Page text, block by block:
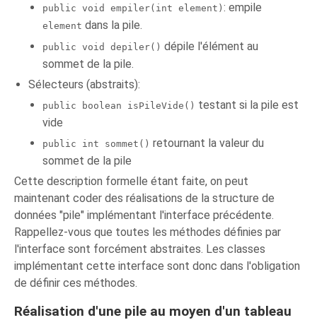
public void empiler(int element): empile
element dans la pile.
public void depiler() dépile l'élément au
sommet de la pile.
Sélecteurs (abstraits):
public boolean isPileVide() testant si la pile est
vide
public int sommet() retournant la valeur du
sommet de la pile
Cette description formelle étant faite, on peut
maintenant coder des réalisations de la structure de
données "pile" implémentant l'interface précédente.
Rappellez-vous que toutes les méthodes définies par
l'interface sont forcément abstraites. Les classes
implémentant cette interface sont donc dans l'obligation
de définir ces méthodes.
Réalisation d'une pile au moyen d'un tableau